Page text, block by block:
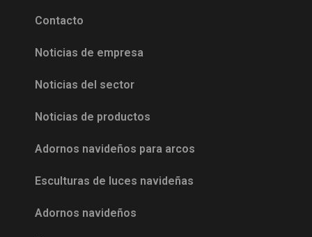
Contacto
Noticias de empresa
Noticias del sector
Noticias de productos
Adornos navideños para arcos
Esculturas de luces navideñas
Adornos navideños